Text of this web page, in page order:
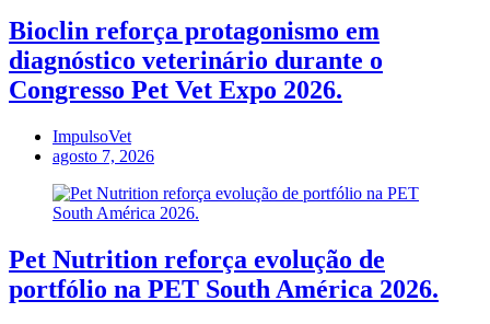
Bioclin reforça protagonismo em
diagnóstico veterinário durante o
Congresso Pet Vet Expo 2026.
ImpulsoVet
agosto 7, 2026
Pet Nutrition reforça evolução de
portfólio na PET South América 2026.